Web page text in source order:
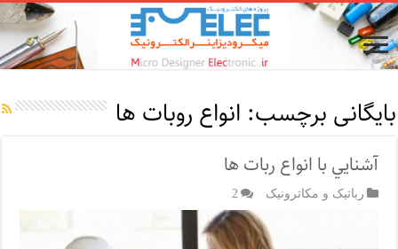
بایگانی برچسب: انواع روبات ها
آشنايي با انواع ربات ها
رباتیک و مکاترونیک 2